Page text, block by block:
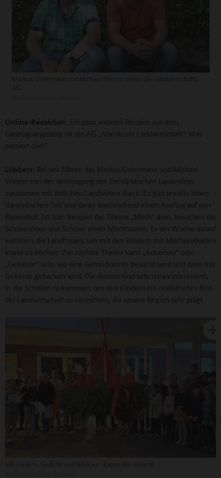
Online-Redaktion: Ein ganz anderes Beispiel aus dem
Ganztagsangebote ist die AG „Abenteuer Landwirtschaft“. Was
passiert dort?
Lübbers: Bei uns führen das Markus Ostermann und Michael
Wester von der Vereinigung des Emsländischen Landvolkes
zusammen mit örtlichen Landwirten durch. Es gibt jeweils einen
theoretischen Teil und daran anschließend einen Ausflug auf den
Bauernhof. Ist zum Beispiel das Thema „Milch“ dran, besuchen die
Schülerinnen und Schüler einen Milchbauern. In der Woche darauf
kommen die Landfrauen, um mit den Kindern mit Milchprodukten
etwas zu kochen. Das nächste Thema kann „Ackerbau“ oder
„Getreide“ sein, wo eine Getreideernte besucht wird und dann mit
Getreide gebacken wird. Die Bauern sind sehr daran interessiert,
in die Schulen zu kommen, um den Kindern ein realistisches Bild
der Landwirtschaft zu vermitteln, die unsere Region sehr prägt.